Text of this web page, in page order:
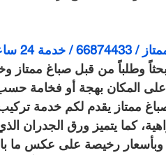
24 ساعة
وطلباً من قبل صباغ ممتاز
المكان بهجة أو فخامة حسب
ممتاز يقدم لكم خدمة
كما يتميز ورق الجدران
وبأسعار رخيصة على عكس ما